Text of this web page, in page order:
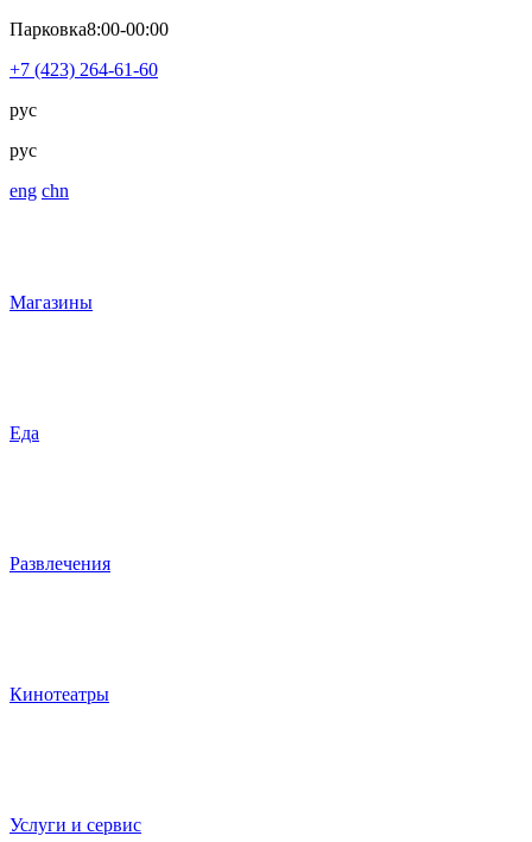
Парковка8:00-00:00
+7 (423) 264-61-60
рус
рус
eng chn
Магазины
Еда
Развлечения
Кинотеатры
Услуги и сервис